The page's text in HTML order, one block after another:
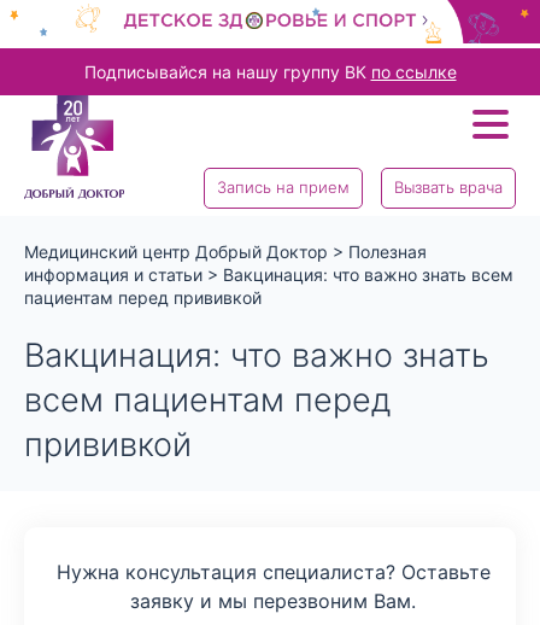
Подписывайся на нашу группу ВК по ссылке
Запись на прием Вызвать врача
Медицинский центр Добрый Доктор > Полезная
информация и статьи > Вакцинация: что важно знать всем
пациентам перед прививкой
Вакцинация: что важно знать
всем пациентам перед
прививкой
Нужна консультация специалиста? Оставьте
заявку и мы перезвоним Вам.